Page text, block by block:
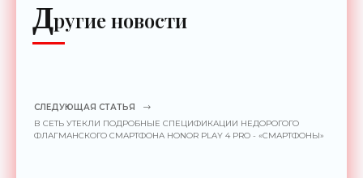
Другие новости
СЛЕДУЮЩАЯ СТАТЬЯ
В СЕТЬ УТЕКЛИ ПОДРОБНЫЕ СПЕЦИФИКАЦИИ НЕДОРОГОГО
ФЛАГМАНСКОГО СМАРТФОНА HONOR PLAY 4 PRO - «СМАРТФОНЫ»